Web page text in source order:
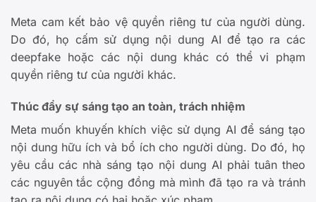
Meta cam kết bảo vệ quyền riêng tư của người dùng.
Do đó, họ cấm sử dụng nội dung AI để tạo ra các
deepfake hoặc các nội dung khác có thể vi phạm
quyền riêng tư của người khác.
Thúc đẩy sự sáng tạo an toàn, trách nhiệm
Meta muốn khuyến khích việc sử dụng AI để sáng tạo
nội dung hữu ích và bổ ích cho người dùng. Do đó, họ
yêu cầu các nhà sáng tạo nội dung AI phải tuân theo
các nguyên tắc cộng đồng mà mình đã tạo ra và tránh